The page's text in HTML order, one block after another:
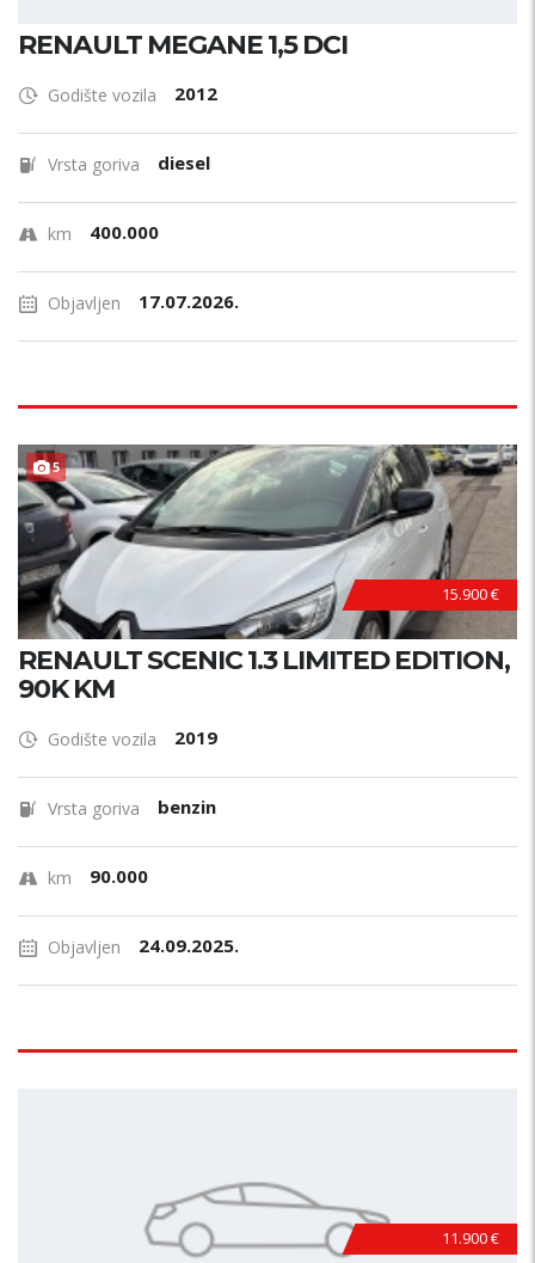
RENAULT MEGANE 1,5 DCI
Godište vozila 2012
Vrsta goriva diesel
km 400.000
Objavljen 17.07.2026.
5 POVOLJNO !
15.900 €
RENAULT SCENIC 1.3 LIMITED EDITION,
90K KM
Godište vozila 2019
Vrsta goriva benzin
km 90.000
Objavljen 24.09.2025.
11.900 €